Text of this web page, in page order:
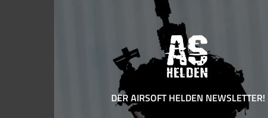
DER AIRSOFT HELDEN NEWSLETTER!